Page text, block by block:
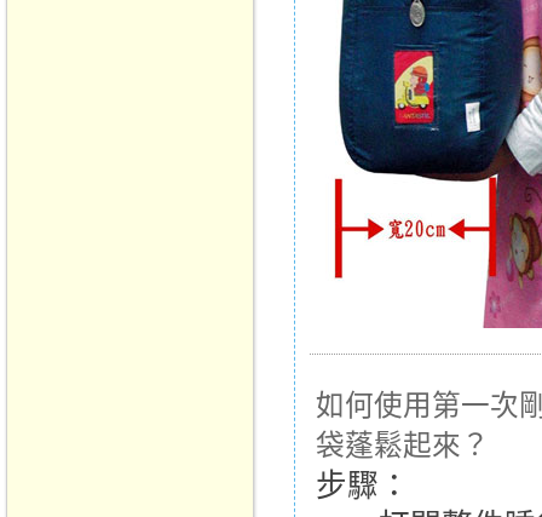
如何使用第一次
袋蓬鬆起來？
步驟：